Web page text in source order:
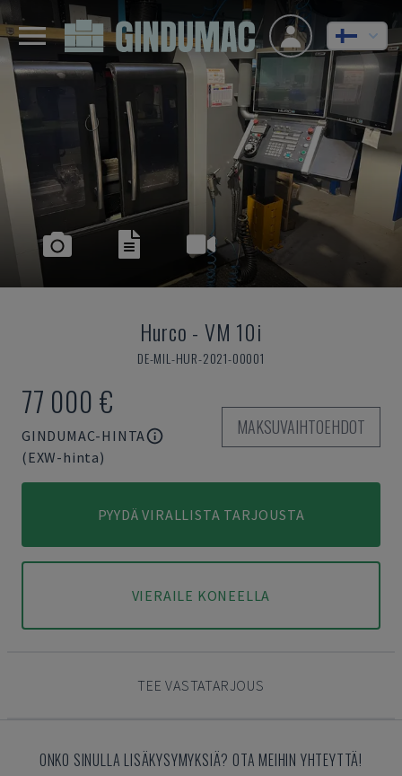
Hurco - VM 10i
DE-MIL-HUR-2021-00001
77 000 €
GINDUMAC-HINTA
(EXW-hinta)
MAKSUVAIHTOEHDOT
PYYDÄ VIRALLISTA TARJOUSTA
VIERAILE KONEELLA
TEE VASTATARJOUS
ONKO SINULLA LISÄKYSYMYKSIÄ? OTA MEIHIN YHTEYTTÄ!